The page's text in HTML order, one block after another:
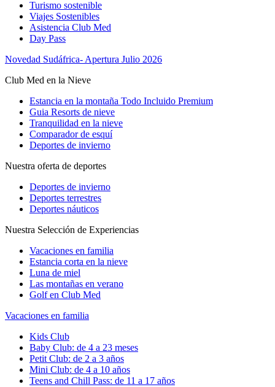
Turismo sostenible
Viajes Sostenibles
Asistencia Club Med
Day Pass
Novedad Sudáfrica- Apertura Julio 2026
Club Med en la Nieve
Estancia en la montaña Todo Incluido Premium
Guia Resorts de nieve
Tranquilidad en la nieve
Comparador de esquí
Deportes de invierno
Nuestra oferta de deportes
Deportes de invierno
Deportes terrestres
Deportes náuticos
Nuestra Selección de Experiencias
Vacaciones en familia
Estancia corta en la nieve
Luna de miel
Las montañas en verano
Golf en Club Med
Vacaciones en familia
Kids Club
Baby Club: de 4 a 23 meses
Petit Club: de 2 a 3 años
Mini Club: de 4 a 10 años
Teens and Chill Pass: de 11 a 17 años